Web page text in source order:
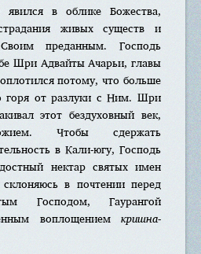
явился в облике Божества,
живых существ и
преданным. Господь
Шри Адвайты Ачарьи, главы
потому, что больше
горя от разлуки с Ним. Шри
этот бездуховный век,
Чтобы сдержать
в Кали-югу, Господь
нектар святых имен
в почтении перед
Господом, Гаурангой
воплощением кришна-